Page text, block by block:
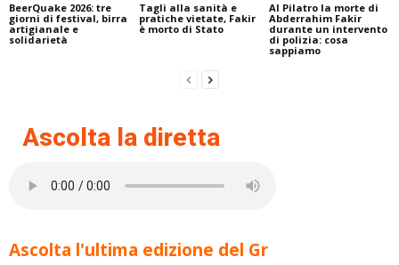
BeerQuake 2026: tre
giorni di festival, birra
artigianale e
solidarietà
Tagli alla sanità e
pratiche vietate, Fakir
è morto di Stato
Al Pilatro la morte di
Abderrahim Fakir
durante un intervento
di polizia: cosa
sappiamo
Ascolta la diretta
Ascolta l'ultima edizione del Gr